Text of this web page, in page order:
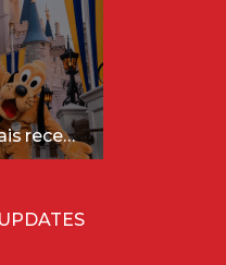
As perguntas que eu mais recebo sobre a Disney (e as respostas mais sinceras!)